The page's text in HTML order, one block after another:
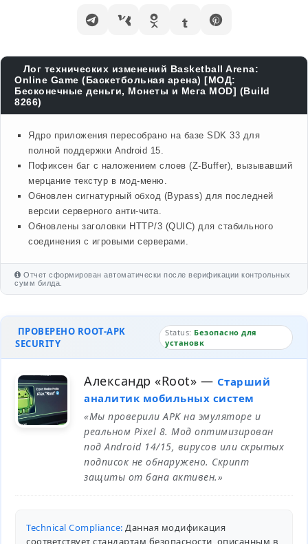
Лог технических изменений Basketball Arena:
Online Game (Баскетбольная арена) [МОД:
Бесконечные деньги, Монеты и Мега MOD] (Build
8266)
Ядро приложения пересобрано на базе SDK 33 для
полной поддержки Android 15.
Пофиксен баг с наложением слоев (Z-Buffer), вызывавший
мерцание текстур в мод-меню.
Обновлен сигнатурный обход (Bypass) для последней
версии серверного анти-чита.
Обновлены заголовки HTTP/3 (QUIC) для стабильного
соединения с игровыми серверами.
Отчет сформирован автоматически после верификации контрольных
сумм билда.
ПРОВЕРЕНО ROOT-APK
SECURITY
Status: Безопасно для
установк
Александр «Root» — Старший
аналитик мобильных систем
«Мы проверили APK на эмуляторе и
реальном Pixel 8. Мод оптимизирован
под Android 14/15, вирусов или скрытых
подписок не обнаружено. Скрипт
защиты от бана активен.»
Technical Compliance: Данная модификация
соответствует стандартам безопасности, описанным в